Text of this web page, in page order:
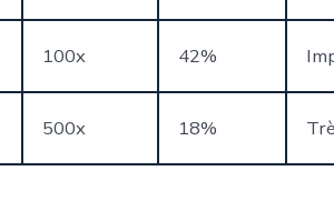
100x 42%
500x 18%